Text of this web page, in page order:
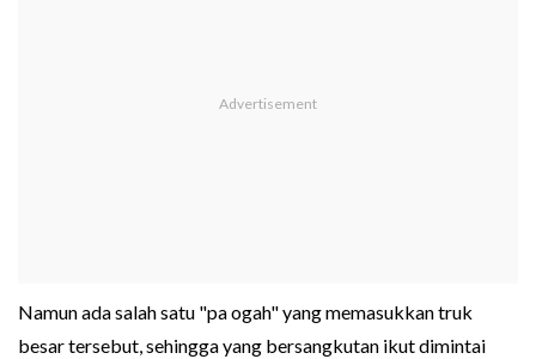
Namun ada salah satu "pa ogah" yang memasukkan truk
besar tersebut, sehingga yang bersangkutan ikut dimintai